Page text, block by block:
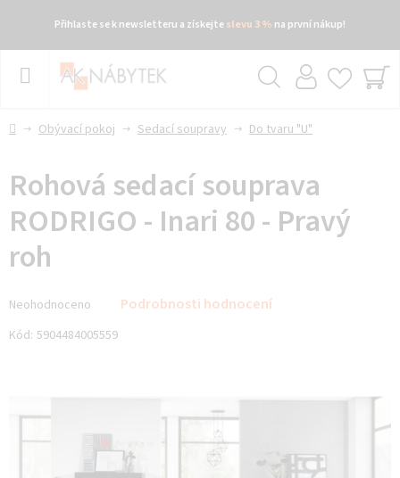
Přihlaste se k newsletteru a získejteslevu 3 % na první nákup!
Přejít
DomůObývací pokoj Sedací soupravy Do tvaru "U"
Rohová sedací souprava
RODRIGO - Inari 80 - Pravý
roh
hodnocení
produktu
hvězdiček.
Neohodnoceno Podrobnosti hodnocení
Kód: 5904484005559